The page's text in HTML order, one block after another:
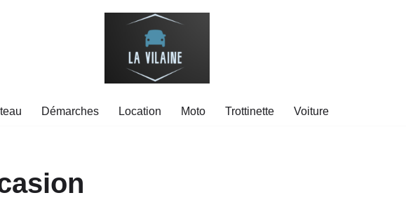
Démarches Location Moto Trottinette Voiture